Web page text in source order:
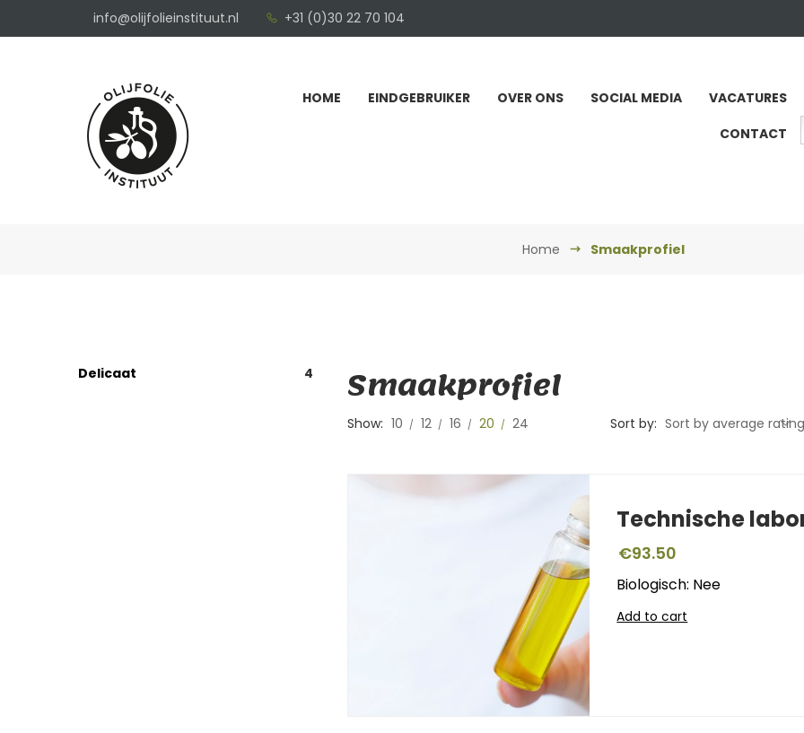
info@olijfolieinstituut.nl +31 (0)30 22 70 104
HOME EINDGEBRUIKER OVER ONS SOCIAL MEDIA
VACATURES
CONTACT
Home Smaakprofiel
Delicaat 4 Smaakprofiel
Show: 10 12 16 20 24 Sort by: Sort by average rating
Technische
€93.50
Biologisch: Nee
Add to cart